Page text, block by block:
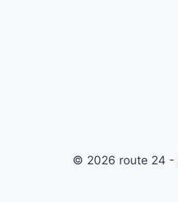
© 2026 route 24 -